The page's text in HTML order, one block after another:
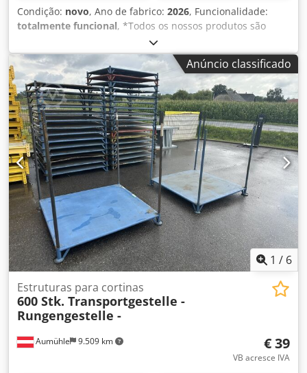
Condição: novo, Ano de fabrico: 2026, Funcionalidade:
totalmente funcional, *Todos os nossos produtos são
fabricados com cuidado e estão cobertos por uma garantia
de 1 ano! Chjdpfx Asy H Aizsl Dsa *Instalação e formação
do operador GRATUITAS - Modelo: FABO HY-600 - Tipo:
Arruela de parafuso de hélice dupla - Capacidade: 60
toneladas por hora - Dimensão: 1400 x 6650x1800 mm -
Tamanho do parafuso: Ø 600x6000 mm - Velocidade: 22
rev/min - Motor: 2 x 5,5 kW Gamak para serviço pesado -
Consumo de água: 55-205 m3 - Incluindo chassis, motor e
protecções de segurança. PARA MAIS INFORMAÇÕES NÃO
HESITE EM CONTACTAR-NOS!!!
Anúncio classificado
1 / 6
Aumühle 9.509 km
Estruturas para cortinas
600 Stk. Transportgestelle -
Rungengestelle -
€ 39
VB acresce IVA